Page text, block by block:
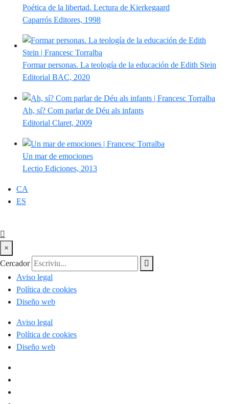
Poética de la libertad. Lectura de Kierkegaard
Caparrós Editores, 1998
Formar personas. La teología de la educación de Edith Stein
Editorial BAC, 2020
Ah, sí? Com parlar de Déu als infants
Editorial Claret, 2009
Un mar de emociones
Lectio Ediciones, 2013
CA
ES
×
Cercador
Aviso legal
Política de cookies
Diseño web
Aviso legal
Política de cookies
Diseño web